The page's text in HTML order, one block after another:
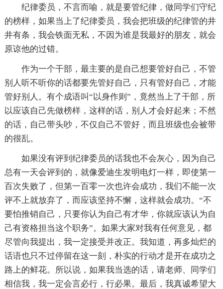
纪律委员，不言而喻，就是要管纪律，做同学们守纪
的榜样，如果当上了纪律委员，我会把班级的纪律管的井
井有条，我会铁面无私，不因为谁是我最好的朋友，就会
原谅他的过错。
作为一个干部，最主要的是自己想要管好自己，不管
别人听不听你的话都要先管好自己，只有管好自己，才能
管好别人。有个成语叫“以身作则”，竟然当上了干部，所
以应该自己先做榜样，这样的话，别人才会好起来；不然
的话，自己带头吵，不仅自己不管好，而且班级也会被带
的很乱。
如果没有评到纪律委员的话我也不会灰心，因为自己
总有一天会评到的，就像爱迪生发明电灯一样，即使第一
百次失败了，但第一百零一次也许会成功，我们不能一次
评不上就放弃了，而应该坚持不懈，这样就会成功。“不
要怕推销自己，只要你认为自己有才华，你就应该认为自
己有资格担当这个职务”。如果大家对我有任何意见，都
尽管向我提出，我一定接受并改正。我知道，再多灿烂的
话语也只不过停留在这一刻，朴实的行动才是开在成功之
路上的鲜花。所以说，如果我当选的话，请老师、同学们
相信我，我一定会言必行，行必果。最后，我真诚希望大